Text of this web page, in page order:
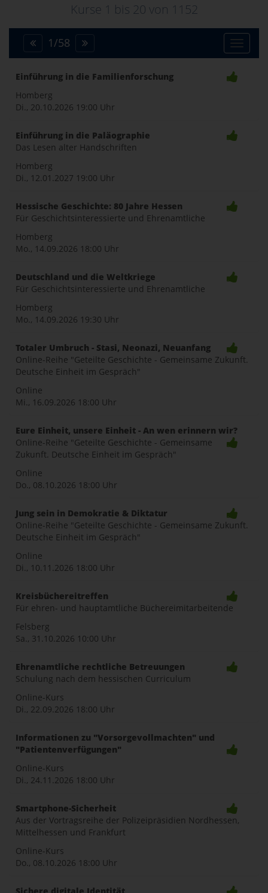
Kurse 1 bis 20 von 1152
Toggle
1/58
Einführung in die Familienforschung
Homberg
Di., 20.10.2026 19:00 Uhr
Einführung in die Paläographie
Das Lesen alter Handschriften
Homberg
Di., 12.01.2027 19:00 Uhr
Hessische Geschichte: 80 Jahre Hessen
Für Geschichtsinteressierte und Ehrenamtliche
Homberg
Mo., 14.09.2026 18:00 Uhr
Deutschland und die Weltkriege
Für Geschichtsinteressierte und Ehrenamtliche
Homberg
Mo., 14.09.2026 19:30 Uhr
Totaler Umbruch - Stasi, Neonazi, Neuanfang
Online-Reihe "Geteilte Geschichte - Gemeinsame Zukunft.
Deutsche Einheit im Gespräch"
Online
Mi., 16.09.2026 18:00 Uhr
Eure Einheit, unsere Einheit - An wen erinnern wir?
Online-Reihe "Geteilte Geschichte - Gemeinsame
Zukunft. Deutsche Einheit im Gespräch"
Online
Do., 08.10.2026 18:00 Uhr
Jung sein in Demokratie & Diktatur
Online-Reihe "Geteilte Geschichte - Gemeinsame Zukunft.
Deutsche Einheit im Gespräch"
Online
Di., 10.11.2026 18:00 Uhr
Kreisbüchereitreffen
Für ehren- und hauptamtliche Büchereimitarbeitende
Felsberg
Sa., 31.10.2026 10:00 Uhr
Ehrenamtliche rechtliche Betreuungen
Schulung nach dem hessischen Curriculum
Online-Kurs
Di., 22.09.2026 18:00 Uhr
Informationen zu "Vorsorgevollmachten" und
"Patientenverfügungen"
Online-Kurs
Di., 24.11.2026 18:00 Uhr
Smartphone-Sicherheit
Aus der Vortragsreihe der Polizeipräsidien Nordhessen,
Mittelhessen und Frankfurt
Online-Kurs
Do., 08.10.2026 18:00 Uhr